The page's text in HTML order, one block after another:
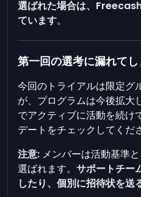
選ばれた場合は、
ています。
第一回の選考に漏れて
今回のトライアルは限定グ
が、プログラムは今後拡
でアクティブに活動を続け
デートをチェックしてくだ
注意: メンバーは活動基準
選ばれます。サポートチー
したり、個別に招待状を送